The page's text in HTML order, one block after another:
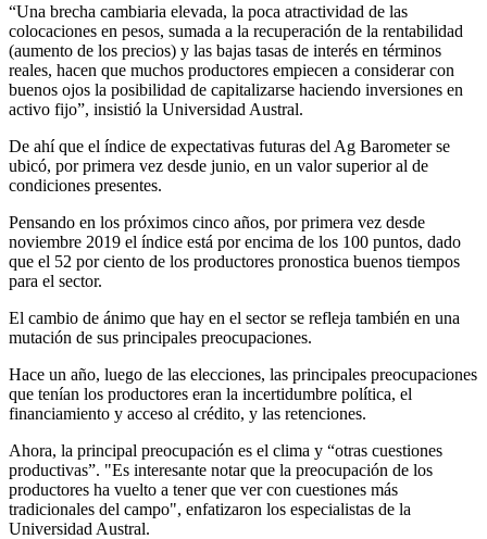
“Una brecha cambiaria elevada, la poca atractividad de las
colocaciones en pesos, sumada a la recuperación de la rentabilidad
(aumento de los precios) y las bajas tasas de interés en términos
reales, hacen que muchos productores empiecen a considerar con
buenos ojos la posibilidad de capitalizarse haciendo inversiones en
activo fijo”, insistió la Universidad Austral.
De ahí que el índice de expectativas futuras del Ag Barometer se
ubicó, por primera vez desde junio, en un valor superior al de
condiciones presentes.
Pensando en los próximos cinco años, por primera vez desde
noviembre 2019 el índice está por encima de los 100 puntos, dado
que el 52 por ciento de los productores pronostica buenos tiempos
para el sector.
El cambio de ánimo que hay en el sector se refleja también en una
mutación de sus principales preocupaciones.
Hace un año, luego de las elecciones, las principales preocupaciones
que tenían los productores eran la incertidumbre política, el
financiamiento y acceso al crédito, y las retenciones.
Ahora, la principal preocupación es el clima y “otras cuestiones
productivas”. "Es interesante notar que la preocupación de los
productores ha vuelto a tener que ver con cuestiones más
tradicionales del campo", enfatizaron los especialistas de la
Universidad Austral.